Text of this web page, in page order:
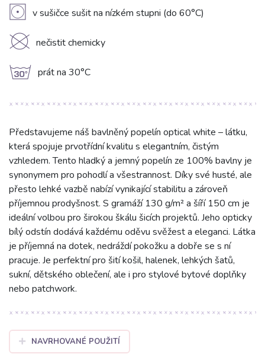
V v sušičce sušit na nízkém stupni (do 60°C)
K nečistit chemicky
g prát na 30°C
Představujeme náš bavlněný popelín optical white – látku,
která spojuje prvotřídní kvalitu s elegantním, čistým
vzhledem. Tento hladký a jemný popelín ze 100% bavlny je
synonymem pro pohodlí a všestrannost. Díky své husté, ale
přesto lehké vazbě nabízí vynikající stabilitu a zároveň
příjemnou prodyšnost. S gramáží 130 g/m² a šíří 150 cm je
ideální volbou pro širokou škálu šicích projektů. Jeho opticky
bílý odstín dodává každému oděvu svěžest a eleganci. Látka
je příjemná na dotek, nedráždí pokožku a dobře se s ní
pracuje. Je perfektní pro šití košil, halenek, lehkých šatů,
sukní, dětského oblečení, ale i pro stylové bytové doplňky
nebo patchwork.
NAVRHOVANÉ POUŽITÍ